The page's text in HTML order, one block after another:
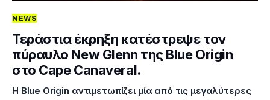
NEWS
Τεράστια έκρηξη κατέστρεψε τον
πύραυλο New Glenn της Blue Origin
στο Cape Canaveral.
Η Blue Origin αντιμετωπίζει μία από τις μεγαλύτερες